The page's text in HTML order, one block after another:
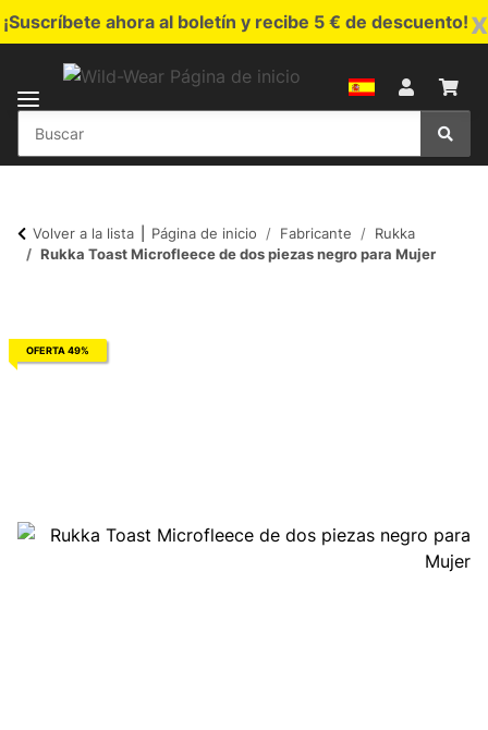
x
¡Suscríbete ahora al boletín y recibe 5 € de descuento!
Volver a la lista Página de inicio Fabricante
Rukka
Rukka Toast Microfleece de dos piezas negro para Mujer
OFERTA 49%